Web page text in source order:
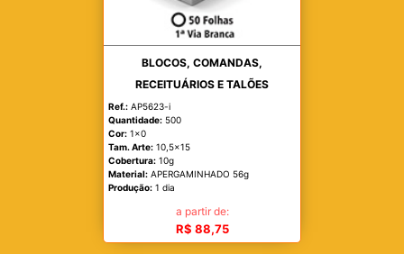
BLOCOS, COMANDAS,
RECEITUÁRIOS E TALÕES
Ref.: AP5623-i
Quantidade: 500
Cor: 1x0
Tam. Arte: 10,5x15
Cobertura: 10g
Material: APERGAMINHADO 56g
Produção: 1 dia
a partir de:
R$ 88,75